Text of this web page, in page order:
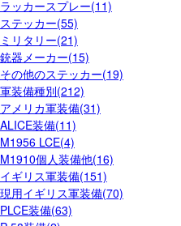
ラッカースプレー(11)
ステッカー(55)
ミリタリー(21)
銃器メーカー(15)
その他のステッカー(19)
軍装備種別(212)
アメリカ軍装備(31)
ALICE装備(11)
M1956 LCE(4)
M1910個人装備他(16)
イギリス軍装備(151)
現用イギリス軍装備(70)
PLCE装備(63)